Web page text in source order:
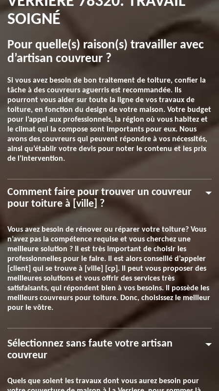
SOIGNÉ
Pour quelle(s) raison(s) travailler avec
d’artisan couvreur ?
Si vous avez besoin de bon traitement de toiture, confier la
tâche à des couvreurs aguerris est recommandée. Ils
pourront vous aider sur toute la ligne de vos travaux de
toiture, en fonction du design de votre maison. Votre budget
pour l’appel aux professionnels, la région où vous habitez et
le climat qui la compose sont importants pour eux. Nous
avons des couvreurs qui peuvent répondre à vos nécessités,
ainsi qu’établir votre devis pour noter le contenu et les prix
de l’intervention.
Comment faire pour trouver un couvreur
pour toiture à [ville] ?
Vous avez besoin de rénover ou réparer votre toiture? Vous
n’avez pas la compétence requise et vous cherchez une
meilleure solution ? Il est très important de choisir les
professionnelles pour le faire. Il est alors conseillé d’appeler
[client] qui se trouve à [ville] [cp]. Il peut vous proposer des
meilleures solutions et vous offrir des services très
satisfaisants, qui répondent bien à vos besoins. Il possède les
meilleurs couvreurs pour toiture. Donc, choisissez le meilleur
pour le vôtre.
Sélectionnez sans faute votre artisan
couvreur
Quels que soient les travaux dont vous aurez besoin pour